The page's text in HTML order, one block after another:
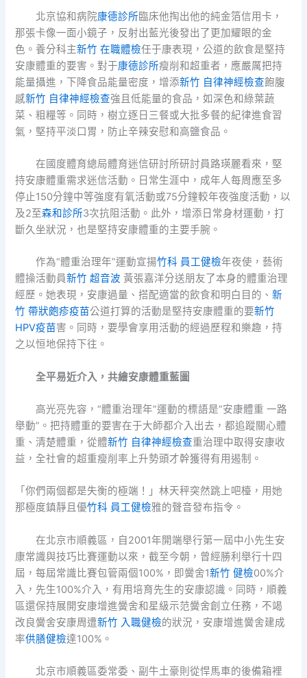
北京協和病院康德診所臨床他掏出他的純金箔信用卡，
那張卡像一面小鏡子，反射出藍光後發出了更加耀眼的金
色。養分科主新竹 在職體檢任于康表現，公道的飲食是堅持
安康體重的要害。對于康德診所瘦削和超重者，應嚴厲把持
能量攝進，下降食品能量密度，增添新竹 自律神經檢查飽腹
感新竹 自律神經檢查強且低能量的食品，如深色和綠葉蔬
菜、粗糧等。同時，樹立逐日三餐或大批多餐的紀律進食習
氣，堅持平淡口胃，防止辛辣安慰和高鹽食品。
在國度體育總局體育迷信研討所研討員路瑛麗看來，堅
持安康體重需求迷信活動。日常生涯中，成年人每周應至多
停止150分鐘中等強度有氧活動或75分鐘較年夜強度活動，以
及2至森和診所3次抗阻活動。此外，增添日常身材運動，打
斷久坐狀況，也是堅持安康體重的主要手腕。
作為“體重治理年”運動宣揚竹科 員工健檢年夜使，藝術
體操活動員新竹 超音波黃張嘉洋分送朋友了本身的體重治理
經歷。她表現，安康過量、搭配適當的飲食和明白目的、新
竹 帶狀皰疹疫苗公道打算的活動是堅持安康體重的要新竹
HPV疫苗害。同時，要學會享用活動的經過歷程和樂趣，持
之以恒地保持下往。
全平易近介入，共繪安康體重藍圖
高光亮先容，“體重治理年”運動的標語是“安康體重 一路
舉動”。把持體重的要害在于大師都介入出去，都追蹤關心體
重、清楚體重，從體新竹 自律神經檢查重治理中取得安康收
益，全社會的超重瘦削率上升勢頭才幹獲得有用遏制。
「你們兩個都是失衡的極端！」林天秤突然跳上吧檯，用她
那極度鎮靜且優竹科 員工健檢雅的聲音發布指令。
在北京市順義區，自2001年開端舉行第一屆中小先生安
康常識與技巧比賽運動以來，截至今朝，曾經勝利舉行十四
屆，每屆常識比賽包管兩個100%，即黌舍1新竹 健檢00%介
入，先生100%介入，有用培育先生的安康認識。同時，順義
區還保持展開安康增進黌舍和星級示范黌舍創立任務，不竭
改良黌舍安康周遭新竹 入職健檢的狀況，安康增進黌舍建成
率供膳健檢達100%。
北京市順義區委常委、副牛土豪則從悍馬車的後備箱裡